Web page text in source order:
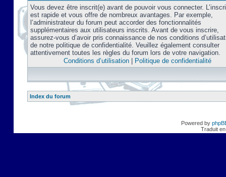
Vous devez être inscrit(e) avant de pouvoir vous connecter.
est rapide et vous offre de nombreux avantages. Par exemple,
l’administrateur du forum peut accorder des fonctionnalités
supplémentaires aux utilisateurs inscrits. Avant de vous inscrire,
assurez-vous d’avoir pris connaissance de nos conditions
de notre politique de confidentialité. Veuillez également consulter
attentivement toutes les règles du forum lors de votre navigation.
Conditions d’utilisation| Politique de confidentialité
Index du forum
Powered by
Traduit